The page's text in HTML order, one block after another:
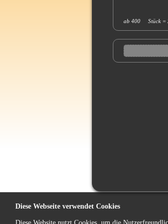
ab 400 Stück =
Diese Webseite verwendet Cookies